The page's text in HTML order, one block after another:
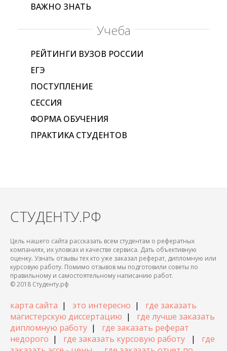
ВАЖНО ЗНАТЬ
Учеба
РЕЙТИНГИ ВУЗОВ РОССИИ
ЕГЭ
ПОСТУПЛЕНИЕ
СЕССИЯ
ФОРМА ОБУЧЕНИЯ
ПРАКТИКА СТУДЕНТОВ
СТУДЕНТУ.РФ
Цель нашего сайта рассказать всем студентам о рефератных
компаниях, их уловках и качестве сервиса. Дать объективную
оценку. Узнать отзывы тех кто уже заказал реферат, дипломную или
курсовую работу. Помимо отзывов мы подготовили советы по
правильному и самостоятельному написанию работ.
© 2018 Студенту.рф
карта сайта | это интересно | где заказать
магистерскую диссертацию | где лучше заказать
дипломную работу | где заказать реферат
недорого | где заказать курсовую работу | где